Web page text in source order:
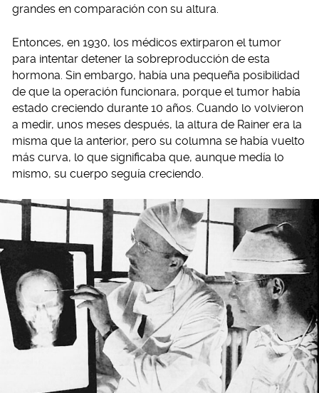
grandes en comparación con su altura.
Entonces, en 1930, los médicos extirparon el tumor
para intentar detener la sobreproducción de esta
hormona. Sin embargo, había una pequeña posibilidad
de que la operación funcionara, porque el tumor había
estado creciendo durante 10 años. Cuando lo volvieron
a medir, unos meses después, la altura de Rainer era la
misma que la anterior, pero su columna se había vuelto
más curva, lo que significaba que, aunque medía lo
mismo, su cuerpo seguía creciendo.